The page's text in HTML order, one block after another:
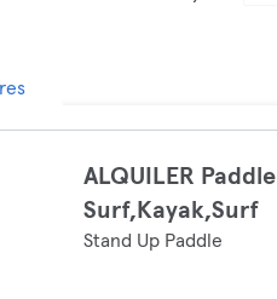
ALQUILER Paddle
Surf,Kayak,Surf
Stand Up Paddle